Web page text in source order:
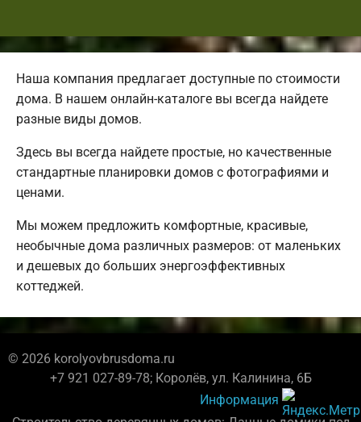
Наша компания предлагает доступные по стоимости
дома. В нашем онлайн-каталоге вы всегда найдете
разные виды домов.
Здесь вы всегда найдете простые, но качественные
стандартные планировки домов с фотографиями и
ценами.
Мы можем предложить комфортные, красивые,
необычные дома различных размеров: от маленьких
и дешевых до больших энергоэффективных
коттеджей.
© 2026 korolyovbrusdoma.ru
+7 921 027-89-78; Королёв, ул. Калинина, 6Б
Информация